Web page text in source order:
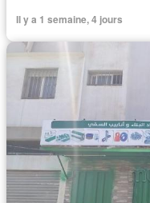
Il y a 1 semaine, 4 jours